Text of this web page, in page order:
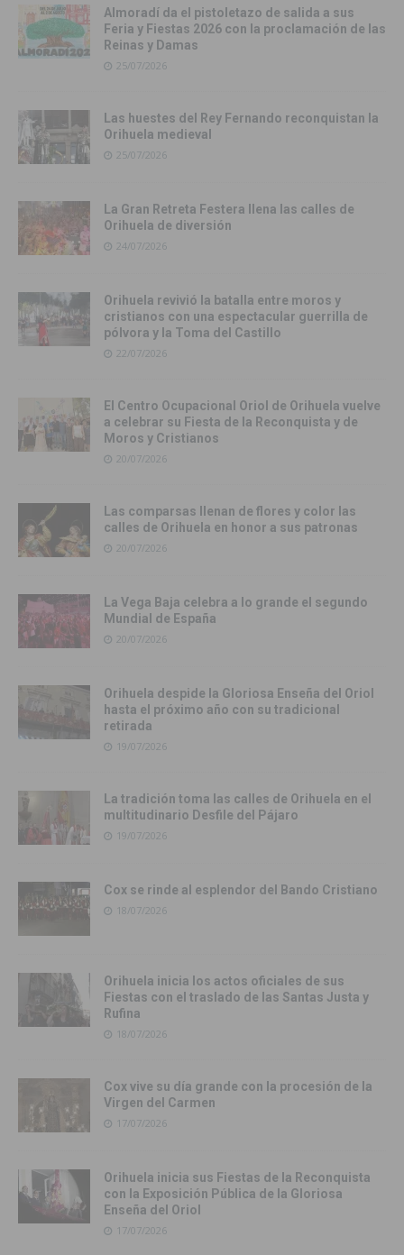
Almoradí da el pistoletazo de salida a sus
Feria y Fiestas 2026 con la proclamación de las
Reinas y Damas
25/07/2026
Las huestes del Rey Fernando reconquistan la
Orihuela medieval
25/07/2026
La Gran Retreta Festera llena las calles de
Orihuela de diversión
24/07/2026
Orihuela revivió la batalla entre moros y
cristianos con una espectacular guerrilla de
pólvora y la Toma del Castillo
22/07/2026
El Centro Ocupacional Oriol de Orihuela vuelve
a celebrar su Fiesta de la Reconquista y de
Moros y Cristianos
20/07/2026
Las comparsas llenan de flores y color las
calles de Orihuela en honor a sus patronas
20/07/2026
La Vega Baja celebra a lo grande el segundo
Mundial de España
20/07/2026
Orihuela despide la Gloriosa Enseña del Oriol
hasta el próximo año con su tradicional
retirada
19/07/2026
La tradición toma las calles de Orihuela en el
multitudinario Desfile del Pájaro
19/07/2026
Cox se rinde al esplendor del Bando Cristiano
18/07/2026
Orihuela inicia los actos oficiales de sus
Fiestas con el traslado de las Santas Justa y
Rufina
18/07/2026
Cox vive su día grande con la procesión de la
Virgen del Carmen
17/07/2026
Orihuela inicia sus Fiestas de la Reconquista
con la Exposición Pública de la Gloriosa
Enseña del Oriol
17/07/2026